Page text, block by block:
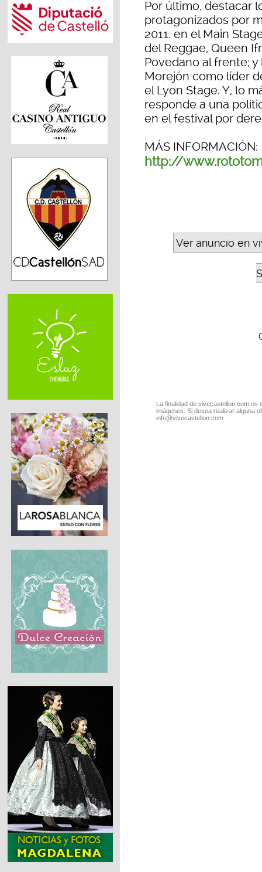
Por último, destacar
protagonizados por
2011. en el Main
del Reggae, Queen
Povedano al frente;
Morejón como líder
el Lyon Stage. Y, lo
responde a una
en el festival por
MÁS INFORMACIÓN:
http://
Ver anuncio en
La finalidad de vivecastellon.com
imágenes. Si desea realizar alguna
info@vivecastellon.com